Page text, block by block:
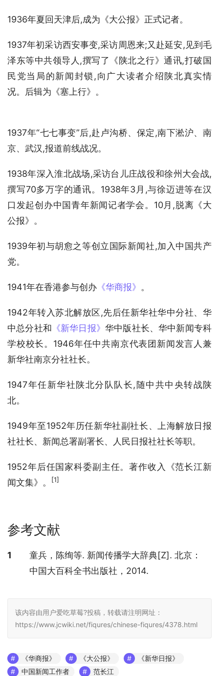
1936年夏回天津后,成为《大公报》正式记者。
1937年初采访西安事变,采访周恩来;又赴延安,见到毛
泽东等中共领导人,撰写了《陕北之行》通讯,打破国
民党当局的新闻封锁,向广大读者介绍陕北真实情
况。后辑为《塞上行》。
1937年“七七事变”后,赴卢沟桥、保定,南下淞沪、南
京、武汉,报道前线战况。
1938年深入淮北战场,采访台儿庄战役和徐州大会战,
撰写70多万字的通讯。1938年3月,与徐迈进等在汉
口发起创办中国青年新闻记者学会。10月,脱离《大
公报》。
1939年初与胡愈之等创立国际新闻社,加入中国共产
党。
1941年在香港参与创办 《华商报》 。
1942年转入苏北解放区,先后任新华社华中分社、华
中总分社和 《新华日报》华中版社长、华中新闻专科
学校校长。1946年任中共南京代表团新闻发言人兼
新华社南京分社社长。
1947年任新华社陕北分队队长,随中共中央转战陕
北。
1949年至1952年历任新华社副社长、上海解放日报
社社长、新闻总署副署长、人民日报社社长等职。
1952年后任国家科委副主任。著作收入《范长江新
闻文集》。
[1]
参考文献
参考文献
1
童兵，陈绚等. 新闻传播学大辞典[Z]. 北京：
中国大百科全书出版社，2014.
该内容由用户爱吃草莓?投稿，转载请注明网址：
https://www.jcwiki.net/fiqures/chinese-fiqures/4378.html
《华商报》 《大公报》
《新华日报》
中国新闻工作者
范长江